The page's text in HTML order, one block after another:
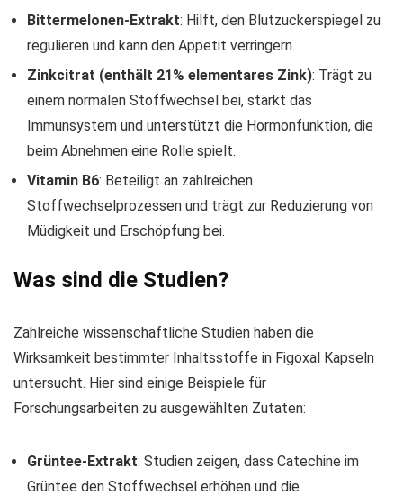
Bittermelonen-Extrakt: Hilft, den Blutzuckerspiegel zu
regulieren und kann den Appetit verringern.
Zinkcitrat (enthält 21% elementares Zink): Trägt zu
einem normalen Stoffwechsel bei, stärkt das
Immunsystem und unterstützt die Hormonfunktion, die
beim Abnehmen eine Rolle spielt.
Vitamin B6: Beteiligt an zahlreichen
Stoffwechselprozessen und trägt zur Reduzierung von
Müdigkeit und Erschöpfung bei.
Was sind die Studien?
Zahlreiche wissenschaftliche Studien haben die
Wirksamkeit bestimmter Inhaltsstoffe in Figoxal Kapseln
untersucht. Hier sind einige Beispiele für
Forschungsarbeiten zu ausgewählten Zutaten:
Grüntee-Extrakt: Studien zeigen, dass Catechine im
Grüntee den Stoffwechsel erhöhen und die